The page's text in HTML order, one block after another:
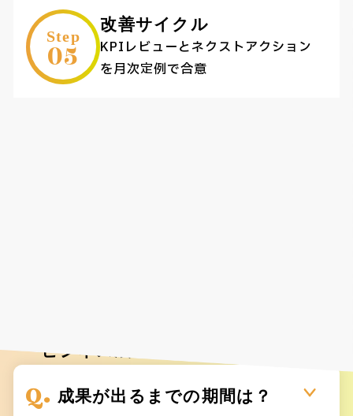
Step
05
改善サイクル
KPIレビューとネクストアクション
を月次定例で合意
ビジネス成果を創出しています。
成果が出るまでの期間は？